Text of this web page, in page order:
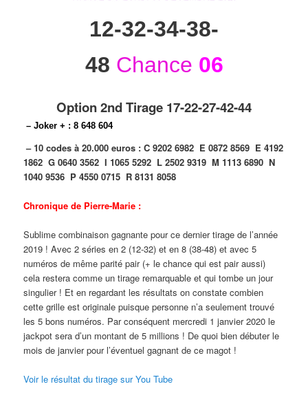
12-32-34-38-
48 Chance 06
Option 2nd Tirage 17-22-27-42-44
– Joker + : 8 648 604
– 10 codes à 20.000 euros :C 9202 6982 E 0872 8569 E 4192
1862G 0640 3562I 1065 5292 L 2502 9319M 1113 6890N
1040 9536 P 4550 0715 R 8131 8058
Chronique de Pierre-Marie :
Sublime combinaison gagnante pour ce dernier tirage de l’année
2019 ! Avec 2 séries en 2 (12-32) et en 8 (38-48) et avec 5
numéros de même parité pair (+ le chance qui est pair aussi)
cela restera comme un tirage remarquable et qui tombe un jour
singulier ! Et en regardant les résultats on constate combien
cette grille est originale puisque personne n’a seulement trouvé
les 5 bons numéros. Par conséquent mercredi 1 janvier 2020 le
jackpot sera d’un montant de 5 millions ! De quoi bien débuter le
mois de janvier pour l’éventuel gagnant de ce magot !
Voir le résultat du tirage sur You Tube